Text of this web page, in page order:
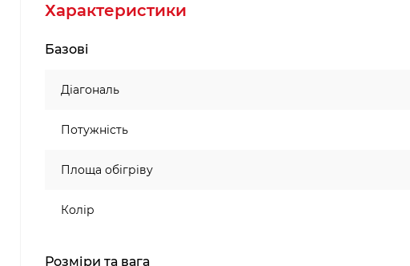
Характеристики
Базові
Діагональ
Потужність
Площа обігріву
Колір
Розміри та вага